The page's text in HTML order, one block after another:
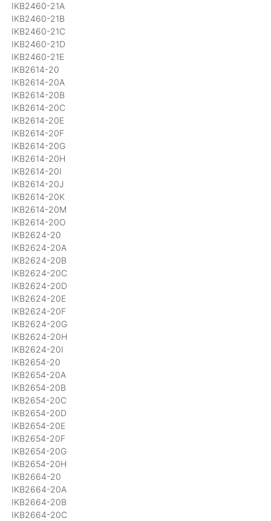
IKB2460-21A
IKB2460-21B
IKB2460-21C
IKB2460-21D
IKB2460-21E
IKB2614-20
IKB2614-20A
IKB2614-20B
IKB2614-20C
IKB2614-20E
IKB2614-20F
IKB2614-20G
IKB2614-20H
IKB2614-20I
IKB2614-20J
IKB2614-20K
IKB2614-20M
IKB2614-20O
IKB2624-20
IKB2624-20A
IKB2624-20B
IKB2624-20C
IKB2624-20D
IKB2624-20E
IKB2624-20F
IKB2624-20G
IKB2624-20H
IKB2624-20I
IKB2654-20
IKB2654-20A
IKB2654-20B
IKB2654-20C
IKB2654-20D
IKB2654-20E
IKB2654-20F
IKB2654-20G
IKB2654-20H
IKB2664-20
IKB2664-20A
IKB2664-20B
IKB2664-20C